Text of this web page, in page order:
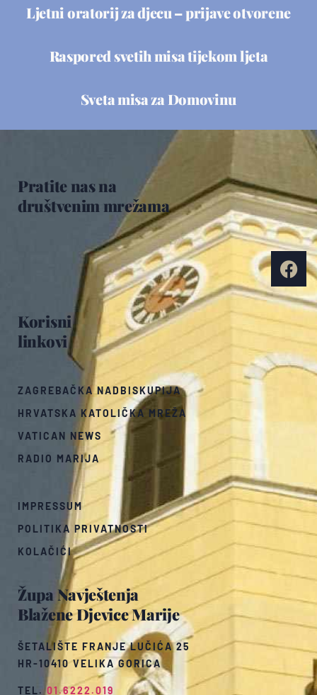
Ljetni oratorij za djecu – prijave otvorene
Raspored svetih misa tijekom ljeta
Sveta misa za Domovinu
Župa Navještenja
Blažene Djevice Marije
ŠETALIŠTE FRANJE LUČIĆA 25
HR-10410 VELIKA GORICA
TEL.01.6222.019
Korisni
linkovi
ZAGREBAČKA NADBISKUPIJA
HRVATSKA KATOLIČKA MREŽA
VATICAN NEWS
RADIO MARIJA
IMPRESSUM
POLITIKA PRIVATNOSTI
KOLAČIĆI
Pratite nas na
društvenim mrežama